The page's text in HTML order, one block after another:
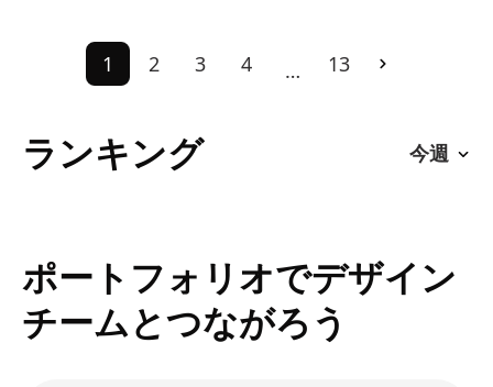
1 2 3 4 … 13
ランキング
ポートフォリオでデザイン
チームとつながろう